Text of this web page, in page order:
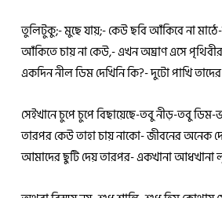
তুলিটুকু;- মুছে যায়;- কেউ ছবি আঁকিবে না
আঁকিতে চায় না কেউ,- এখন অঘ্রাণ এসে
একদিন নীল ডিম দেখিনি কি?- দুটো পাখি
সেইখানে চুপে চুপে বিছায়েছে-তবু নীড়-তবু
তারপর কেউ তাহা চায় নাকো- জীবনের অনেক
আমাদের ছুটি দেয় তারপর- একখানা আধখানা